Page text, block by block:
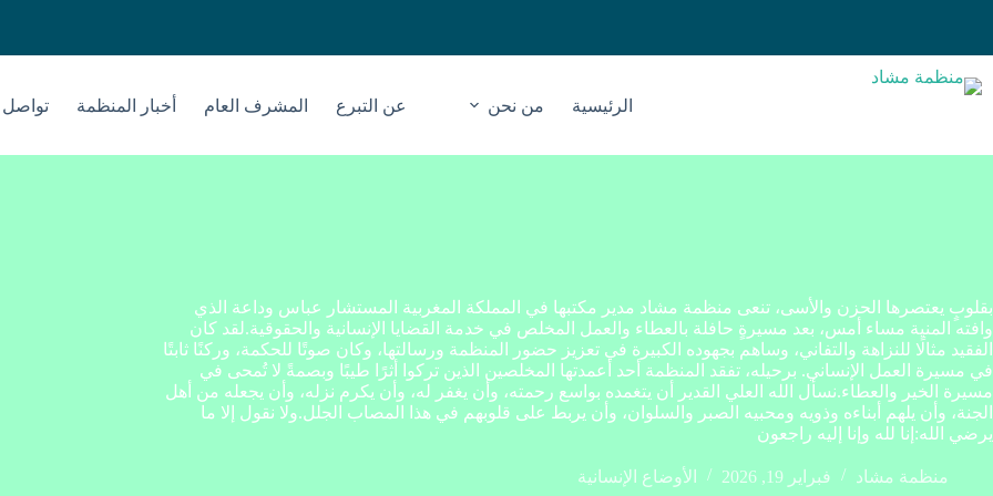
الرئيسية من نحن عن التبرع المشرف العام أخبار المنظمة تواصل
بقلوبٍ يعتصرها الحزن والأسى، تنعى منظمة مشاد مدير مكتبها في المملكة المغربية المستشار عباس وداعة الذي
وافته المنية مساء أمس، بعد مسيرةٍ حافلة بالعطاء والعمل المخلص في خدمة القضايا الإنسانية والحقوقية.لقد كان
الفقيد مثالًا للنزاهة والتفاني، وساهم بجهوده الكبيرة في تعزيز حضور المنظمة ورسالتها، وكان صوتًا للحكمة، وركنًا ثابتًا
في مسيرة العمل الإنساني. برحيله، تفقد المنظمة أحد أعمدتها المخلصين الذين تركوا أثرًا طيبًا وبصمةً لا تُمحى في
مسيرة الخير والعطاء.نسأل الله العلي القدير أن يتغمده بواسع رحمته، وأن يغفر له، وأن يكرم نزله، وأن يجعله من أهل
الجنة، وأن يلهم أبناءه وذويه ومحبيه الصبر والسلوان، وأن يربط على قلوبهم في هذا المصاب الجلل.ولا نقول إلا ما
يرضي الله:إنا لله وإنا إليه راجعون
منظمة مشاد فبراير 19, 2026 الأوضاع الإنسانية